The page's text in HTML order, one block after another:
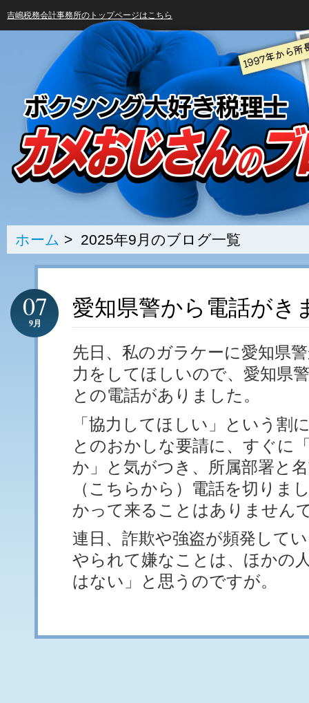
吉嶋税務会計事務所のトップページはこちら
ホーム > 2025年9月のブログ一覧
愛知県警から電話がき
07
9月
先日、私のガラケーに愛知県
力をしてほしいので、愛知県
との電話がありました。
「協力してほしい」という割
とのおかしな要請に、すぐに
か」と気がつき、所属部署と
（こちらから）電話を切りま
かって来ることはありません
連日、詐欺や強盗が頻発して
やられて嫌なことは、ほかの
はない」と思うのですが。